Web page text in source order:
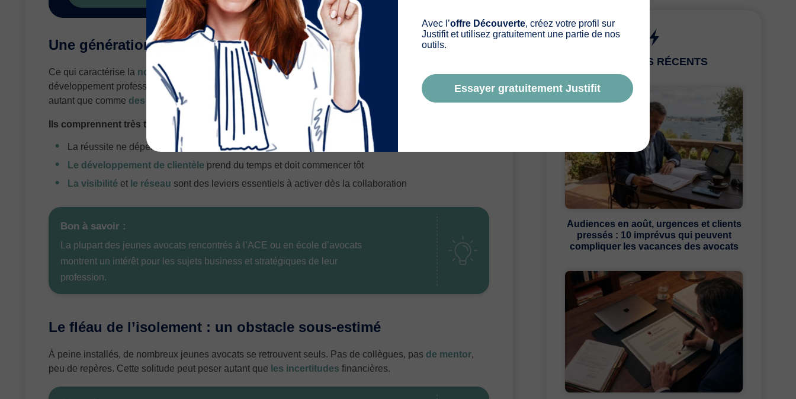
Une génération d’avocats entrepreneurs
Ce qui caractérise la nouvelle génération d’avocats , c’est leur envie de prendre en main leur
développement professionnel. Contrairement à leurs aînés, ils se voient comme
des entrepreneurs
autant que comme des juristes.
Ils comprennent très tôt que :
La réussite ne dépend pas que des compétences juridiques
Le développement de clientèle prend du temps et doit commencer tôt
La visibilité et le réseau sont des leviers essentiels à activer dès la collaboration
Bon à savoir :
La plupart des jeunes avocats rencontrés à l’ACE ou en école d’avocats
montrent un intérêt pour les sujets business et stratégiques de leur
profession.
Le fléau de l’isolement : un obstacle sous-estimé
À peine installés, de nombreux jeunes avocats se retrouvent seuls. Pas de collègues, pas de mentor,
peu de repères. Cette solitude peut peser autant que les incertitudes financières.
ARTICLES RÉCENTS
Audiences en août, urgences et clients
pressés : 10 imprévus qui peuvent
compliquer les vacances des avocats
Avec l’offre Découverte, créez votre profil sur
Justifit et utilisez gratuitement une partie de nos
outils.
Essayer gratuitement Justifit